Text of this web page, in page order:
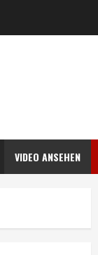
VIDEO ANSEHEN